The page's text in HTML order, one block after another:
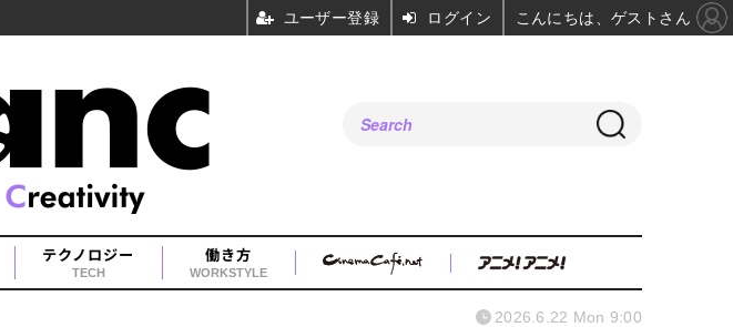
テクノロジー
TECH
働き方
WORKSTYLE
2026.6.22 Mon 9:00
ユーザー登録 ログイン こんにちは、ゲストさん